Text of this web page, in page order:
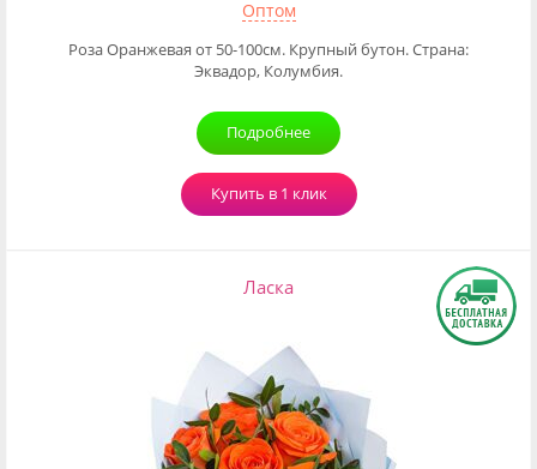
Оптом
Роза Оранжевая от 50-100см. Крупный бутон. Страна:
Эквадор, Колумбия.
Подробнее
Купить в 1 клик
Ласка